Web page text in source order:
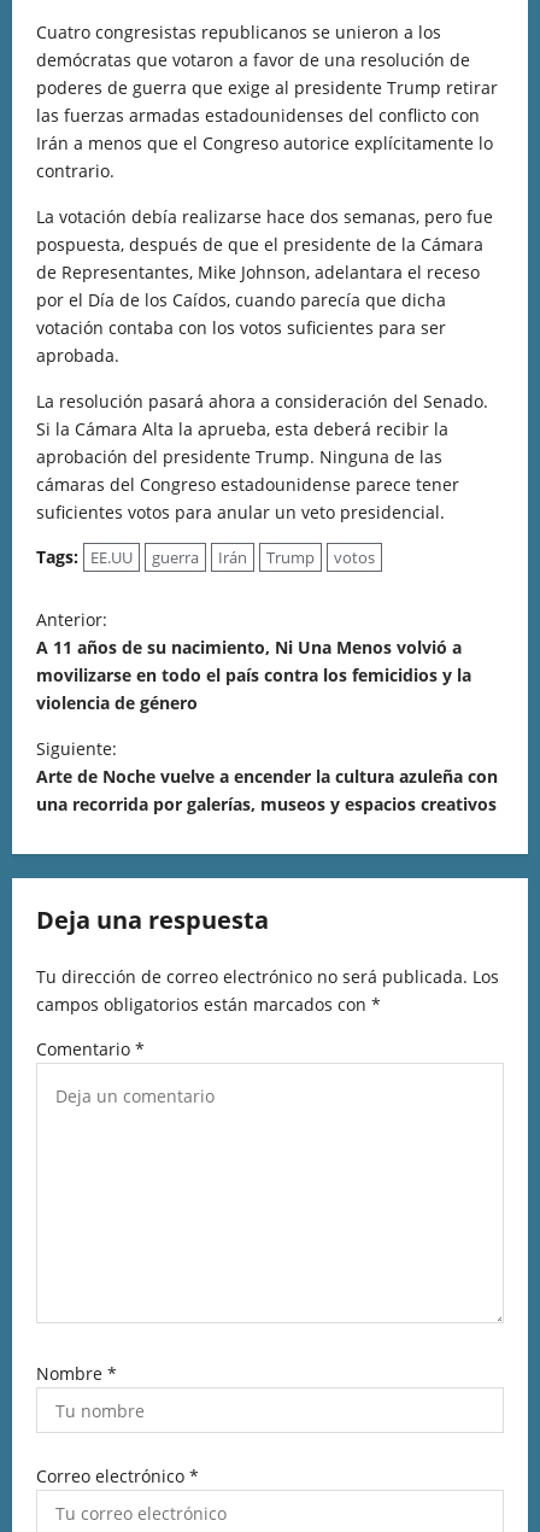
Cuatro congresistas republicanos se unieron a los
demócratas que votaron a favor de una resolución de
poderes de guerra que exige al presidente Trump retirar
las fuerzas armadas estadounidenses del conflicto con
Irán a menos que el Congreso autorice explícitamente lo
contrario.
La votación debía realizarse hace dos semanas, pero fue
pospuesta, después de que el presidente de la Cámara
de Representantes, Mike Johnson, adelantara el receso
por el Día de los Caídos, cuando parecía que dicha
votación contaba con los votos suficientes para ser
aprobada.
La resolución pasará ahora a consideración del Senado.
Si la Cámara Alta la aprueba, esta deberá recibir la
aprobación del presidente Trump. Ninguna de las
cámaras del Congreso estadounidense parece tener
suficientes votos para anular un veto presidencial.
Tags:
EE.UU guerra Irán Trump votos
Anterior:
A 11 años de su nacimiento, Ni Una Menos volvió a
movilizarse en todo el país contra los femicidios y la
violencia de género
Siguiente:
Arte de Noche vuelve a encender la cultura azuleña con
una recorrida por galerías, museos y espacios creativos
Deja una respuesta
Tu dirección de correo electrónico no será publicada. Los
campos obligatorios están marcados con *
Comentario *
Nombre *
Correo electrónico *